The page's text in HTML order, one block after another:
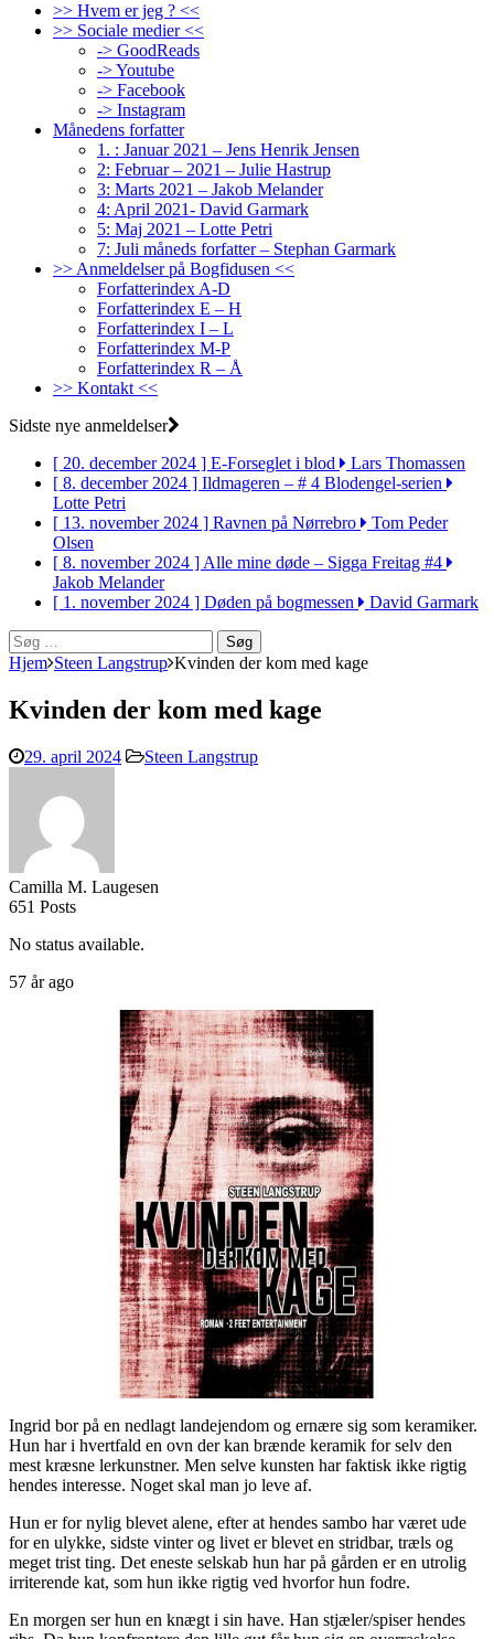
>> Hvem er jeg ? <<
>> Sociale medier <<
-> GoodReads
-> Youtube
-> Facebook
-> Instagram
Månedens forfatter
1. : Januar 2021 – Jens Henrik Jensen
2: Februar – 2021 – Julie Hastrup
3: Marts 2021 – Jakob Melander
4: April 2021- David Garmark
5: Maj 2021 – Lotte Petri
7: Juli måneds forfatter – Stephan Garmark
>> Anmeldelser på Bogfidusen <<
Forfatterindex A-D
Forfatterindex E – H
Forfatterindex I – L
Forfatterindex M-P
Forfatterindex R – Å
>> Kontakt <<
Sidste nye anmeldelser
[ 20. december 2024 ] E-Forseglet i blod
Lars Thomassen
[ 8. december 2024 ] Ildmageren – # 4 Blodengel-serien
Lotte Petri
[ 13. november 2024 ] Ravnen på Nørrebro
Tom Peder
Olsen
[ 8. november 2024 ]Alle mine døde – Sigga Freitag #4
Jakob Melander
[ 1. november 2024 ] Døden på bogmessen
David Garmark
Søg
efter:
Hjem Steen Langstrup Kvinden der kom med kage
Kvinden der kom med kage
29. april 2024 Steen Langstrup
Camilla M. Laugesen
651 Posts
No status available.
57 år ago
Ingrid bor på en nedlagt landejendom og ernære sig som keramiker.
Hun har i hvertfald en ovn der kan brænde keramik for selv den
mest kræsne lerkunstner. Men selve kunsten har faktisk ikke rigtig
hendes interesse. Noget skal man jo leve af.
Hun er for nylig blevet alene, efter at hendes sambo har været ude
for en ulykke, sidste vinter og livet er blevet en stridbar, træls og
meget trist ting. Det eneste selskab hun har på gården er en utrolig
irriterende kat, som hun ikke rigtig ved hvorfor hun fodre.
En morgen ser hun en knægt i sin have. Han stjæler/spiser hendes